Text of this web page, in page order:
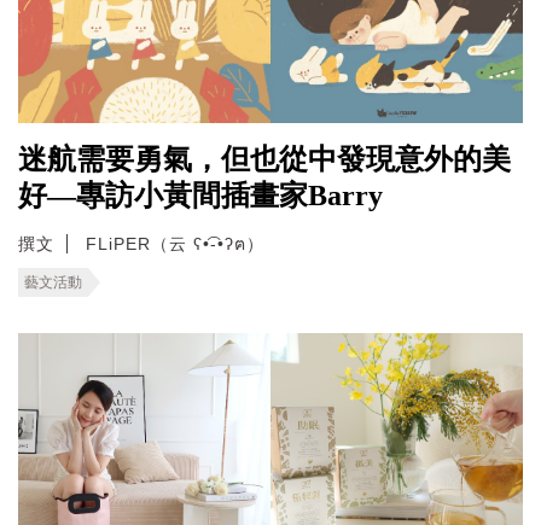
迷航需要勇氣，但也從中發現意外的美
好—專訪小黃間插畫家Barry
撰文 FLiPER（云 ʕ•͡-•ʔฅ）
藝文活動